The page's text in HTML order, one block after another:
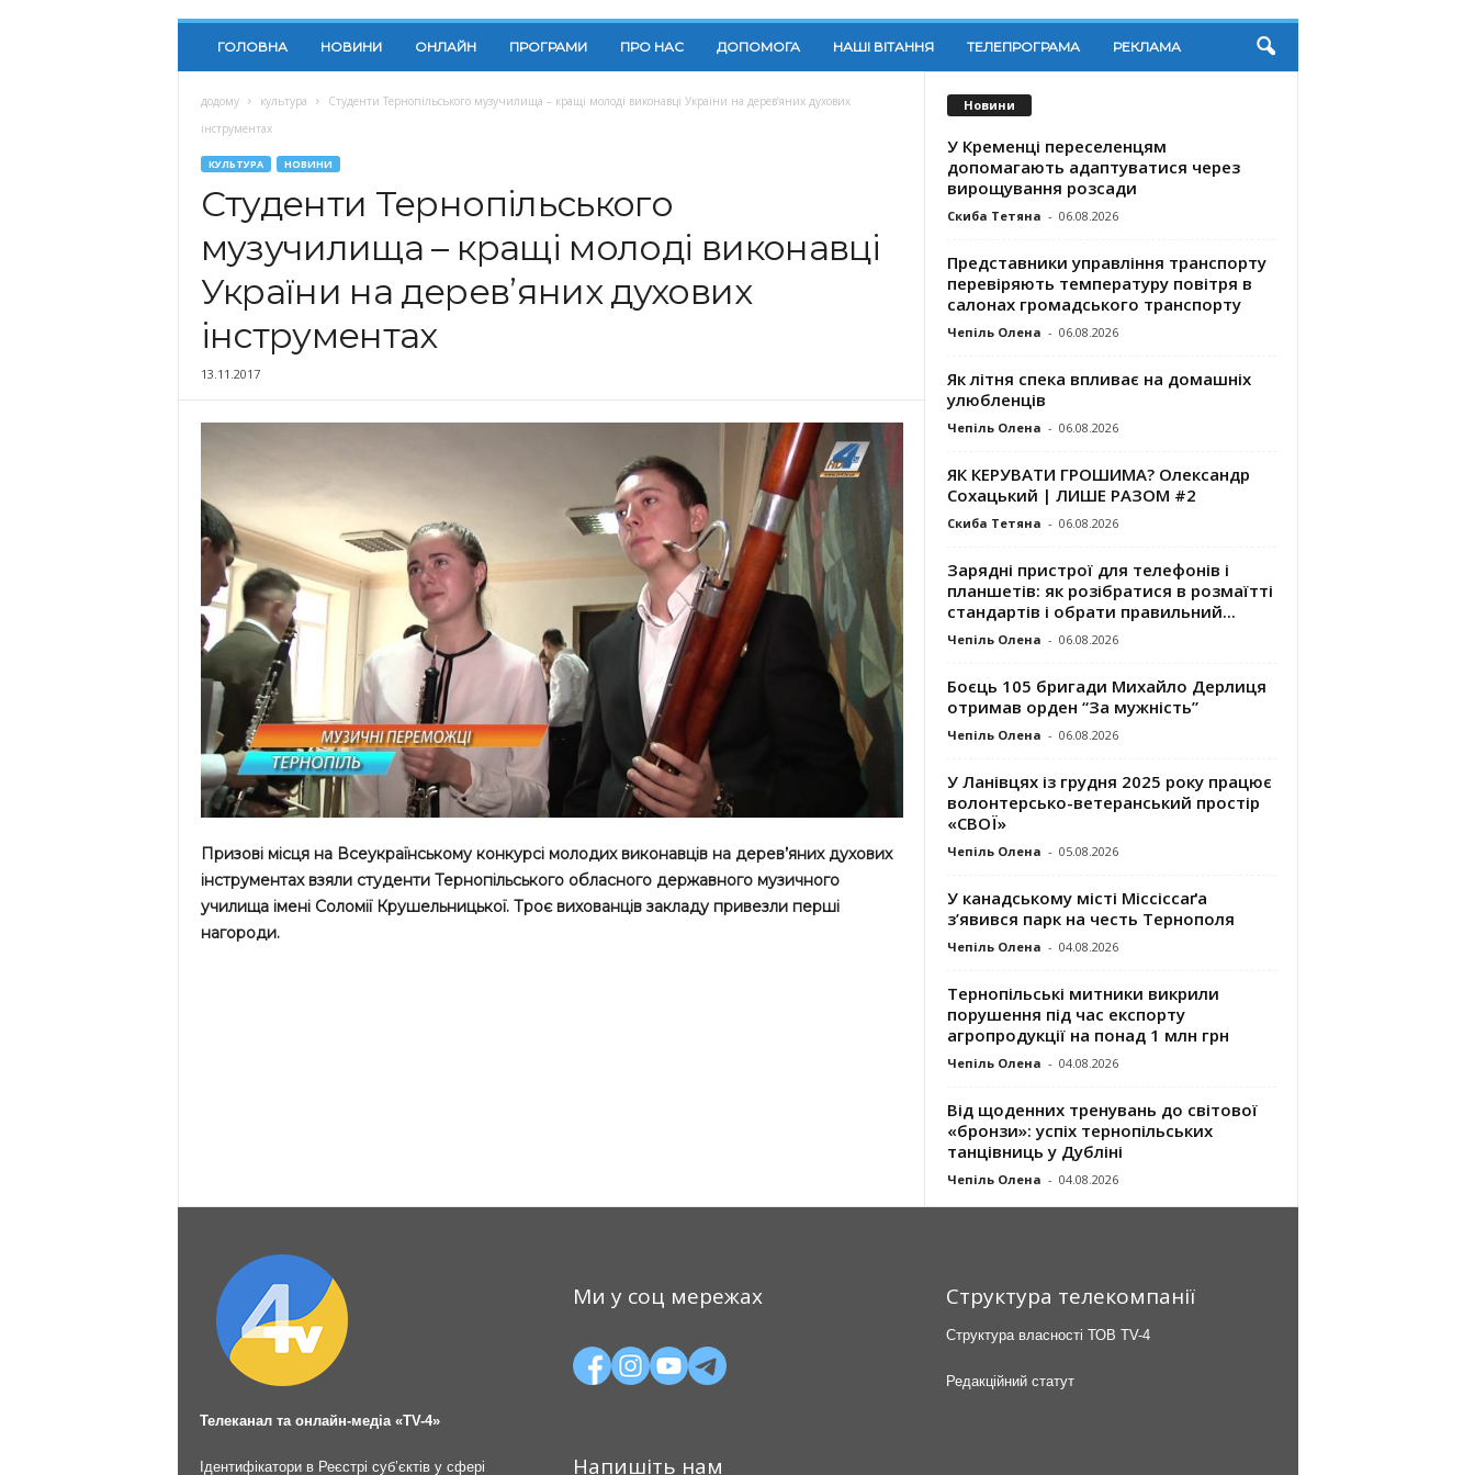
ГОЛОВНА НОВИНИ ОНЛАЙН ПРОГРАМИ ПРО НАС ДОПОМОГА НАШІ ВІТАННЯ ТЕЛЕПРОГРАМА РЕКЛАМА
додому культура
Студенти Тернопільського музучилища – кращі молоді виконавці України на дерев’яних духових
інструментах
КУЛЬТУРА НОВИНИ
Студенти Тернопільського
музучилища – кращі молоді виконавці
України на дерев’яних духових
інструментах
13.11.2017
Призові місця на Всеукраїнському конкурсі молодих виконавців на дерев’яних духових
інструментах взяли студенти Тернопільського обласного державного музичного
училища імені Соломії Крушельницької. Троє вихованців закладу привезли перші
нагороди.
Новини
У Кременці переселенцям
допомагають адаптуватися через
вирощування розсади
Скиба Тетяна - 06.08.2026
Представники управління транспорту
перевіряють температуру повітря в
салонах громадського транспорту
Чепіль Олена - 06.08.2026
Як літня спека впливає на домашніх
улюбленців
Чепіль Олена - 06.08.2026
ЯК КЕРУВАТИ ГРОШИМА? Олександр
Сохацький | ЛИШЕ РАЗОМ #2
Скиба Тетяна - 06.08.2026
Зарядні пристрої для телефонів і
планшетів: як розібратися в розмаїтті
стандартів і обрати правильний...
Чепіль Олена - 06.08.2026
Боєць 105 бригади Михайло Дерлиця
отримав орден “За мужність”
Чепіль Олена - 06.08.2026
У Ланівцях із грудня 2025 року працює
волонтерсько-ветеранський простір
«СВОЇ»
Чепіль Олена - 05.08.2026
У канадському місті Міссіссаґа
з’явився парк на честь Тернополя
Чепіль Олена - 04.08.2026
Тернопільські митники викрили
порушення під час експорту
агропродукції на понад 1 млн грн
Чепіль Олена - 04.08.2026
Від щоденних тренувань до світової
«бронзи»: успіх тернопільських
танцівниць у Дубліні
Чепіль Олена - 04.08.2026
Телеканал та онлайн-медіа «TV-4»
Ідентифікатори в Реєстрі суб’єктів у сфері
Ми у соц мережах
Напишіть нам
Структура телекомпанії
Структура власності ТОВ TV-4
Редакційний статут